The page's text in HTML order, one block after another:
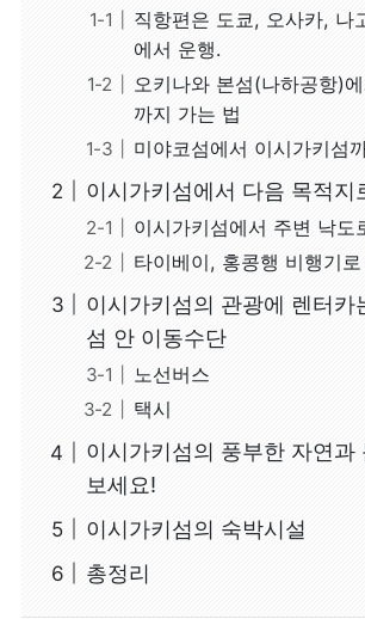
이시가키섬의 숙박시설
총정리
직항편은 도쿄, 오사카, 나
에서 운행.
오키나와 본섬(나하공항)
까지 가는 법
미야코섬에서 이시가키섬
이시가키섬에서 다음 목적지
이시가키섬에서 주변 낙도
타이베이, 홍콩행 비행기
이시가키섬의 관광에 렌터카
섬 안 이동수단
노선버스
택시
이시가키섬의 풍부한 자연과
보세요!
이시가키섬의 숙박시설
총정리